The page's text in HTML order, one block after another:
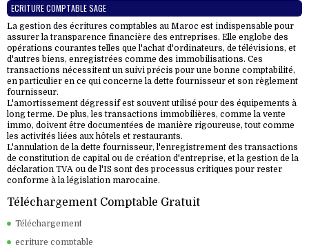
ECRITURE COMPTABLE SAGE
La gestion des écritures comptables au Maroc est indispensable pour
assurer la transparence financière des entreprises. Elle englobe des
opérations courantes telles que l'achat d'ordinateurs, de télévisions, et
d'autres biens, enregistrées comme des immobilisations. Ces
transactions nécessitent un suivi précis pour une bonne comptabilité,
en particulier en ce qui concerne la dette fournisseur et son règlement
fournisseur.
L'amortissement dégressif est souvent utilisé pour des équipements à
long terme. De plus, les transactions immobilières, comme la vente
immo, doivent être documentées de manière rigoureuse, tout comme
les activités liées aux hôtels et restaurants.
L'annulation de la dette fournisseur, l'enregistrement des transactions
de constitution de capital ou de création d'entreprise, et la gestion de la
déclaration TVA ou de l'IS sont des processus critiques pour rester
conforme à la législation marocaine.
Téléchargement Comptable Gratuit
Téléchargement
ecriture comptable